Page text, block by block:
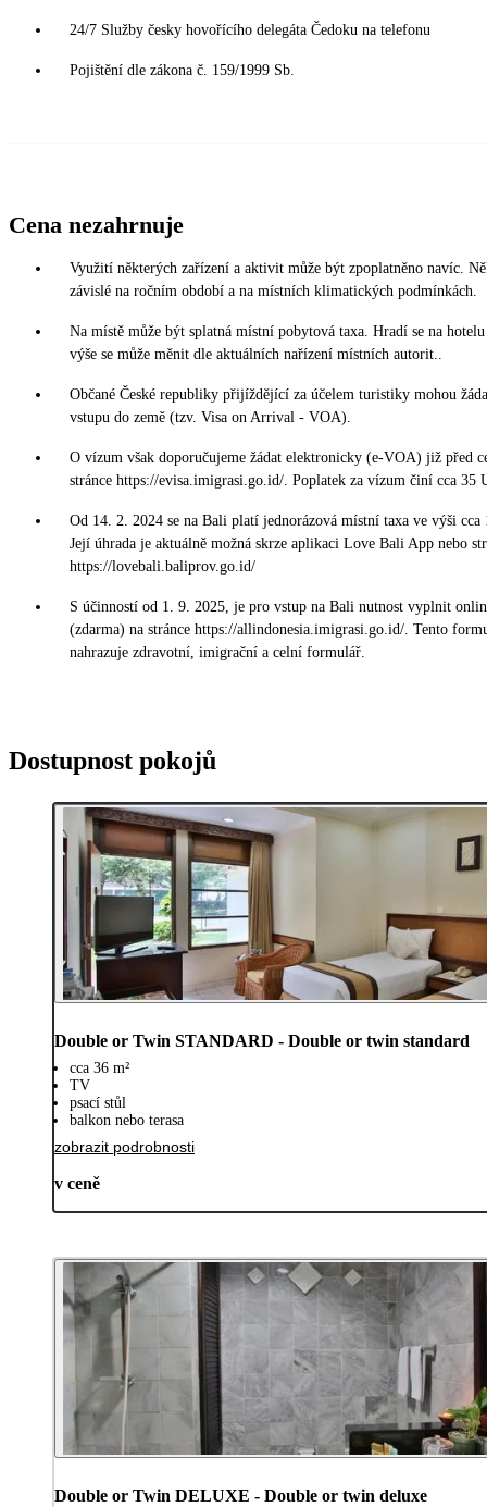
24/7 Služby česky hovořícího delegáta Čedoku na telefonu
Pojištění dle zákona č. 159/1999 Sb.
Cena nezahrnuje
Využití některých zařízení a aktivit může být zpoplatněno navíc.
závislé na ročním období a na místních klimatických podmínkách.
Na místě může být splatná místní pobytová taxa. Hradí se na
výše se může měnit dle aktuálních nařízení místních autorit..
Občané České republiky přijíždějící za účelem turistiky mohou
vstupu do země (tzv. Visa on Arrival - VOA).
O vízum však doporučujeme žádat elektronicky (e-VOA) již před
stránce https://evisa.imigrasi.go.id/. Poplatek za vízum činí cca 35
Od 14. 2. 2024 se na Bali platí jednorázová místní taxa ve výši cca
Její úhrada je aktuálně možná skrze aplikaci Love Bali App nebo
https://lovebali.baliprov.go.id/
S účinností od 1. 9. 2025, je pro vstup na Bali nutnost vyplnit
(zdarma) na stránce https://allindonesia.imigrasi.go.id/. Tento
nahrazuje zdravotní, imigrační a celní formulář.
Dostupnost pokojů
Double or Twin STANDARD - Double or twin standard
cca 36 m²
TV
psací stůl
balkon nebo terasa
zobrazit podrobnosti
v ceně
Double or Twin DELUXE - Double or twin deluxe